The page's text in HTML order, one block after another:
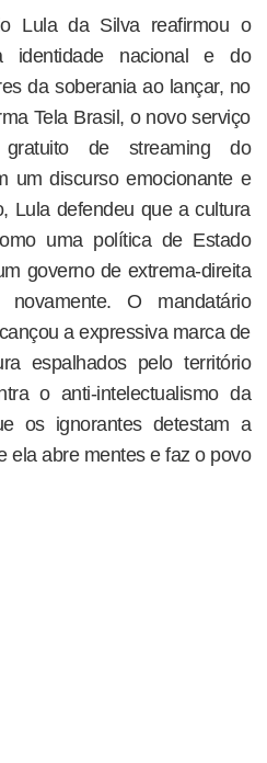
Lula da Silva reafirmou o
identidade nacional e do
da soberania ao lançar, no
Tela Brasil, o novo serviço
de streaming do
um discurso emocionante e
Lula defendeu que a cultura
uma política de Estado
governo de extrema-direita
O mandatário
a expressiva marca de
espalhados pelo território
o anti-intelectualismo da
os ignorantes detestam a
ela abre mentes e faz o povo